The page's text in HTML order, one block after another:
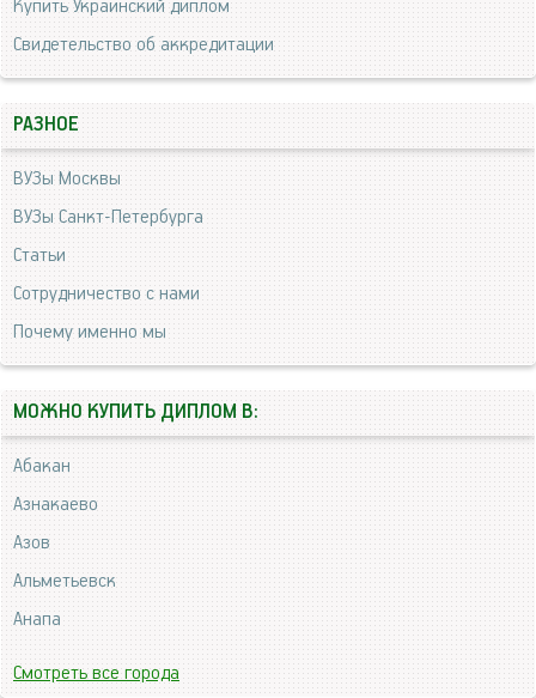
Купить Украинский диплом
Свидетельство об аккредитации
РАЗНОЕ
ВУЗы Москвы
ВУЗы Санкт-Петербурга
Статьи
Сотрудничество с нами
Почему именно мы
МОЖНО КУПИТЬ ДИПЛОМ В:
Абакан
Азнакаево
Азов
Альметьевск
Анапа
Смотреть все города